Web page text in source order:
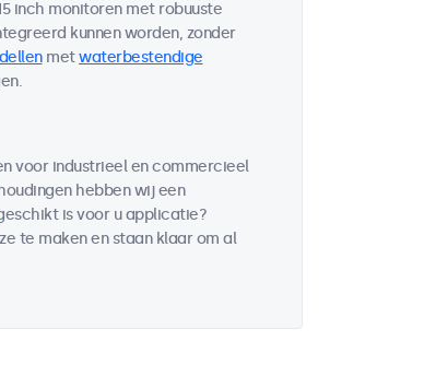
inch monitoren met robuuste
kunnen worden, zonder
metwaterbestendige
voor industrieel en commercieel
hebben wij een
is voor u applicatie?
te maken en staan klaar om al